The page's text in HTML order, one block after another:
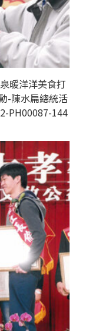
暖洋洋美食打
-陳水扁總統活
PH00087-144